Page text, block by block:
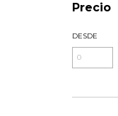
Precio
DESDE